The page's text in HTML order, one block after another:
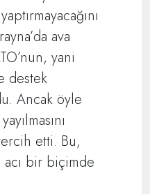
ava
yani
destek
Ancak öyle
etti. Bu,
acı bir biçimde